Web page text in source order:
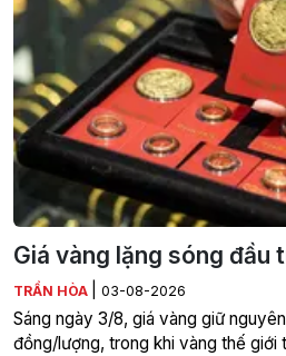
Giá vàng lặng sóng đầu
TRẦN HÒA 03-08-2026
Sáng ngày 3/8, giá vàng giữ
đồng/lượng, trong khi vàng thế giới